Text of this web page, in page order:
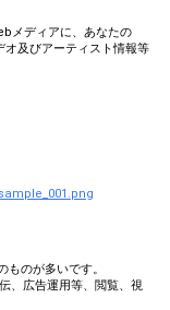
メディアに、あなたの
及びアーティスト情報等
のが多いです。
、広告運用等、閲覧、視